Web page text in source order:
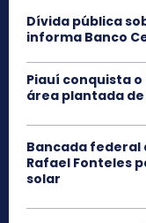
Dívida pública
informa Banco
Piauí conquista
área plantada
Bancada federal
Rafael Fonteles
solar